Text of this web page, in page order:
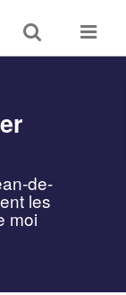
Toggle
search
Toggle
de-
les
moi